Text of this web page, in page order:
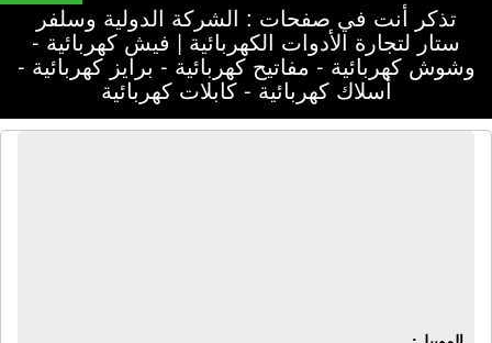
تذكر أنت في صفحات : الشركة الدولية وسلفر
ستار لتجارة الأدوات الكهربائية | فيش كهربائية -
وشوش كهربائية - مفاتيح كهربائية - برايز كهربائية -
أسلاك كهربائية - كابلات كهربائية